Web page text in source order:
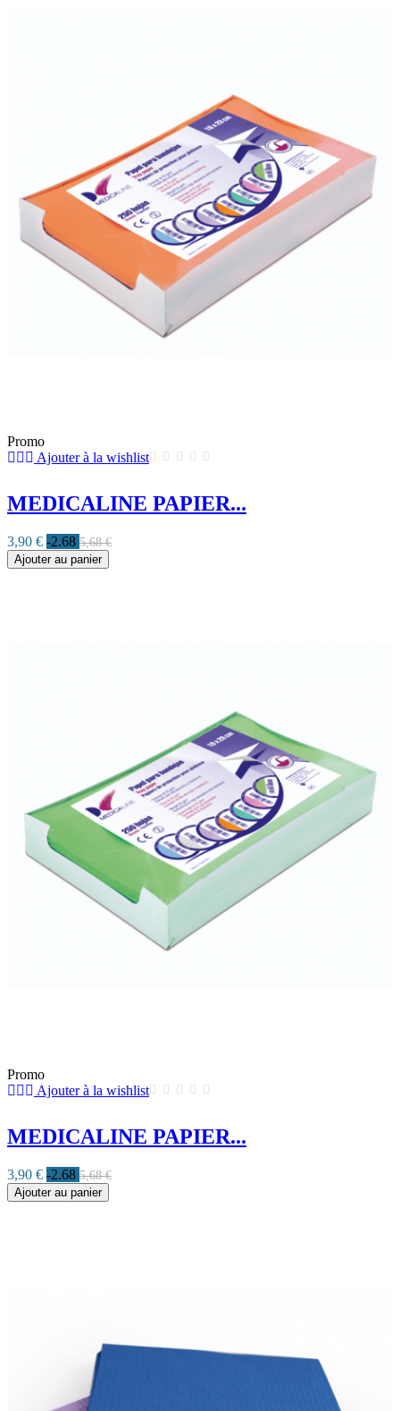
Promo
Ajouter à la wishlist
MEDICALINE PAPIER...
3,90 € -2.68 5,68 €
Ajouter au panier
Promo
Ajouter à la wishlist
MEDICALINE PAPIER...
3,90 € -2.68 5,68 €
Ajouter au panier